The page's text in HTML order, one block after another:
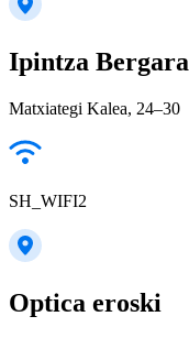
Ipintza Bergara
Matxiategi Kalea, 24–30
SH_WIFI2
Optica eroski